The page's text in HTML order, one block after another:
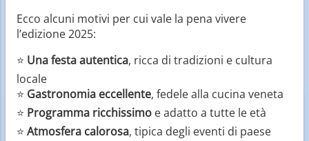
Ecco alcuni motivi per cui vale la pena vivere
l’edizione 2025:
⭐ Una festa autentica, ricca di tradizioni e cultura
locale
⭐ Gastronomia eccellente, fedele alla cucina veneta
⭐ Programma ricchissimo e adatto a tutte le età
⭐ Atmosfera calorosa, tipica degli eventi di paese